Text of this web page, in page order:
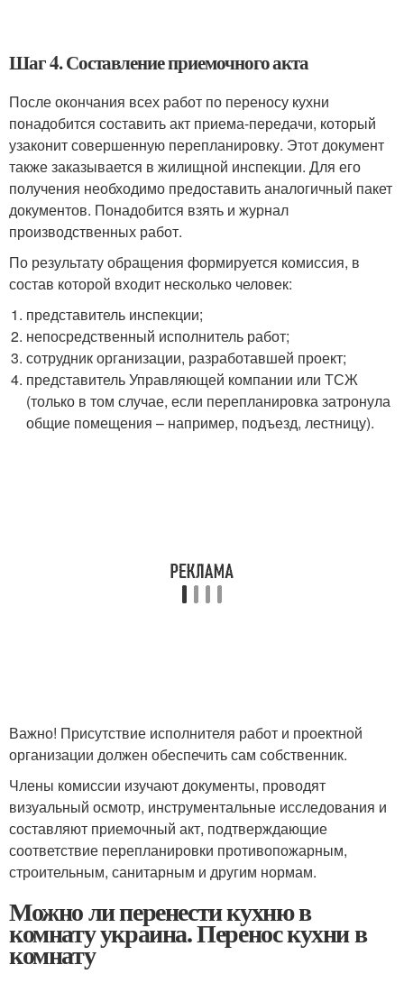
Шаг 4. Составление приемочного акта
После окончания всех работ по переносу кухни
понадобится составить акт приема-передачи, который
узаконит совершенную перепланировку. Этот документ
также заказывается в жилищной инспекции. Для его
получения необходимо предоставить аналогичный пакет
документов. Понадобится взять и журнал
производственных работ.
По результату обращения формируется комиссия, в
состав которой входит несколько человек:
представитель инспекции;
непосредственный исполнитель работ;
сотрудник организации, разработавшей проект;
представитель Управляющей компании или ТСЖ
(только в том случае, если перепланировка затронула
общие помещения – например, подъезд, лестницу).
Важно! Присутствие исполнителя работ и проектной
организации должен обеспечить сам собственник.
Члены комиссии изучают документы, проводят
визуальный осмотр, инструментальные исследования и
составляют приемочный акт, подтверждающие
соответствие перепланировки противопожарным,
строительным, санитарным и другим нормам.
Можно ли перенести кухню в
комнату украина. Перенос кухни в
комнату